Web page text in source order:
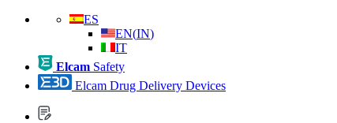
ES
EN(IN)
IT
Elcam Safety
Elcam Drug Delivery Devices